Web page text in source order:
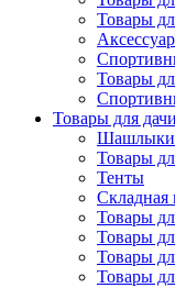
Товары
Товары
Товары для
Шашлыки
Товары
Тенты
Складная
Товары
Товары
Товары
Товары